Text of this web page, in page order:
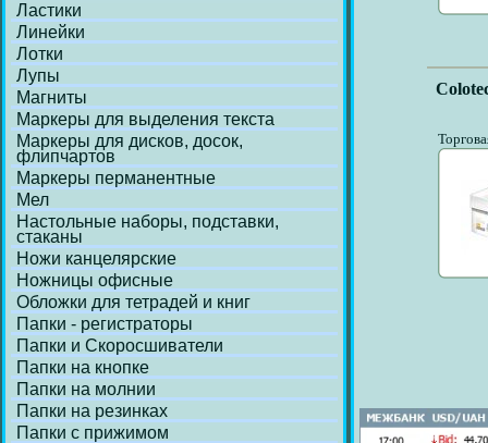
Ластики
Линейки
Лотки
Лупы
Магниты
Маркеры для выделения текста
Маркеры для дисков, досок,
флипчартов
Маркеры перманентные
Мел
Настольные наборы, подставки,
стаканы
Ножи канцелярские
Ножницы офисные
Обложки для тетрадей и книг
Папки - регистраторы
Папки и Скоросшиватели
Папки на кнопке
Папки на молнии
Папки на резинках
Папки с прижимом